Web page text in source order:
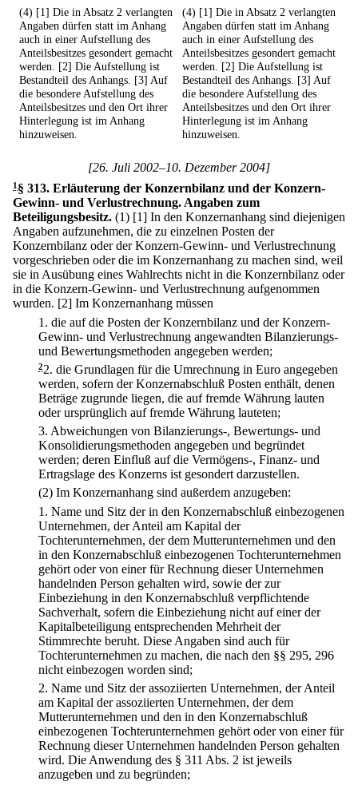
(4) [1] Die in Absatz 2 verlangten
Angaben dürfen statt im Anhang
auch in einer Aufstellung des
Anteilsbesitzes gesondert gemacht
werden. [2] Die Aufstellung ist
Bestandteil des Anhangs. [3] Auf
die besondere Aufstellung des
Anteilsbesitzes und den Ort ihrer
Hinterlegung ist im Anhang
hinzuweisen.
(4) [1] Die in Absatz 2 verlangten
Angaben dürfen statt im Anhang
auch in einer Aufstellung des
Anteilsbesitzes gesondert gemacht
werden. [2] Die Aufstellung ist
Bestandteil des Anhangs. [3] Auf
die besondere Aufstellung des
Anteilsbesitzes und den Ort ihrer
Hinterlegung ist im Anhang
hinzuweisen.
[26. Juli 2002–10. Dezember 2004]
1§ 313. Erläuterung der Konzernbilanz und der Konzern-
Gewinn- und Verlustrechnung. Angaben zum
Beteiligungsbesitz. (1) [1] In den Konzernanhang sind diejenigen
Angaben aufzunehmen, die zu einzelnen Posten der
Konzernbilanz oder der Konzern-Gewinn- und Verlustrechnung
vorgeschrieben oder die im Konzernanhang zu machen sind, weil
sie in Ausübung eines Wahlrechts nicht in die Konzernbilanz oder
in die Konzern-Gewinn- und Verlustrechnung aufgenommen
wurden. [2] Im Konzernanhang müssen
1. die auf die Posten der Konzernbilanz und der Konzern-
Gewinn- und Verlustrechnung angewandten Bilanzierungs-
und Bewertungsmethoden angegeben werden;
22. die Grundlagen für die Umrechnung in Euro angegeben
werden, sofern der Konzernabschluß Posten enthält, denen
Beträge zugrunde liegen, die auf fremde Währung lauten
oder ursprünglich auf fremde Währung lauteten;
3. Abweichungen von Bilanzierungs-, Bewertungs- und
Konsolidierungsmethoden angegeben und begründet
werden; deren Einfluß auf die Vermögens-, Finanz- und
Ertragslage des Konzerns ist gesondert darzustellen.
(2) Im Konzernanhang sind außerdem anzugeben:
1. Name und Sitz der in den Konzernabschluß einbezogenen
Unternehmen, der Anteil am Kapital der
Tochterunternehmen, der dem Mutterunternehmen und den
in den Konzernabschluß einbezogenen Tochterunternehmen
gehört oder von einer für Rechnung dieser Unternehmen
handelnden Person gehalten wird, sowie der zur
Einbeziehung in den Konzernabschluß verpflichtende
Sachverhalt, sofern die Einbeziehung nicht auf einer der
Kapitalbeteiligung entsprechenden Mehrheit der
Stimmrechte beruht. Diese Angaben sind auch für
Tochterunternehmen zu machen, die nach den §§ 295, 296
nicht einbezogen worden sind;
2. Name und Sitz der assoziierten Unternehmen, der Anteil
am Kapital der assoziierten Unternehmen, der dem
Mutterunternehmen und den in den Konzernabschluß
einbezogenen Tochterunternehmen gehört oder von einer für
Rechnung dieser Unternehmen handelnden Person gehalten
wird. Die Anwendung des § 311 Abs. 2 ist jeweils
anzugeben und zu begründen;